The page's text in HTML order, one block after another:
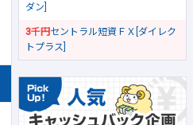
ダン]
3千円セントラル短資ＦＸ[ダイレク
トプラス]